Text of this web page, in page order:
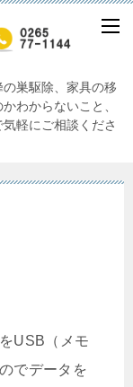
巣駆除、家具の移
わからないこと、
軽にご相談くださ
USB（メモ
でデータを